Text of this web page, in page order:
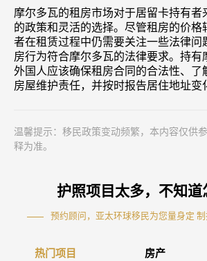
摩尔多瓦的租房市场对于居留卡持有者
的政策和灵活的选择。尽管租房的价格
者在租赁过程中仍需要关注一些法律问
房行为符合摩尔多瓦的法律要求。持有
外国人应该确保租房合同的合法性、了
房屋维护责任，并按时报告居住地址变
温馨提示：移民政策变动频繁，本内容仅供
释为准。
护照项目太多，不知道
预约顾问，亚太环球移民为您量身定
热门项目 房产